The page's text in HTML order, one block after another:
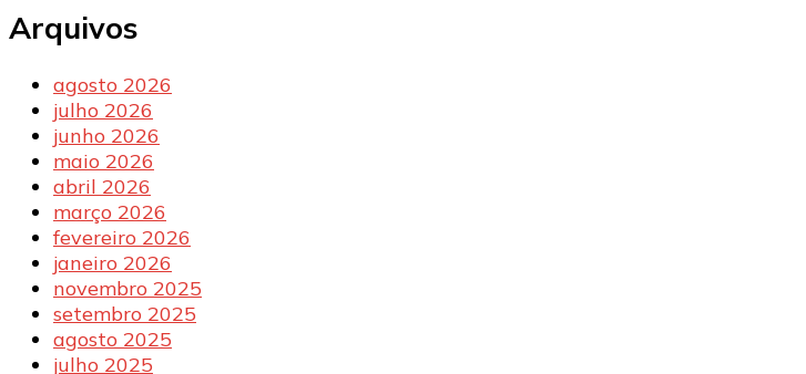
Arquivos
agosto 2026
julho 2026
junho 2026
maio 2026
abril 2026
março 2026
fevereiro 2026
janeiro 2026
novembro 2025
setembro 2025
agosto 2025
julho 2025